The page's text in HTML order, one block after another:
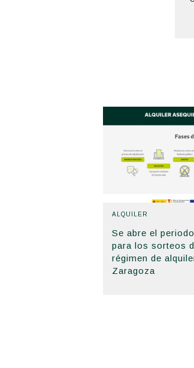
ALQUILER
Se abre el
para los sorteos
régimen de
Zaragoza